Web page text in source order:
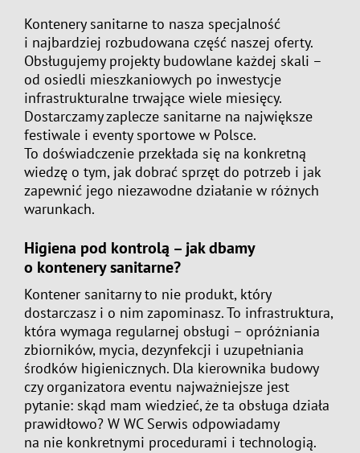
Kontenery sanitarne to nasza specjalność
i najbardziej rozbudowana część naszej oferty.
Obsługujemy projekty budowlane każdej skali –
od osiedli mieszkaniowych po inwestycje
infrastrukturalne trwające wiele miesięcy.
Dostarczamy zaplecze sanitarne na największe
festiwale i eventy sportowe w Polsce.
To doświadczenie przekłada się na konkretną
wiedzę o tym, jak dobrać sprzęt do potrzeb i jak
zapewnić jego niezawodne działanie w różnych
warunkach.
Higiena pod kontrolą – jak dbamy
o kontenery sanitarne?
Kontener sanitarny to nie produkt, który
dostarczasz i o nim zapominasz. To infrastruktura,
która wymaga regularnej obsługi – opróżniania
zbiorników, mycia, dezynfekcji i uzupełniania
środków higienicznych. Dla kierownika budowy
czy organizatora eventu najważniejsze jest
pytanie: skąd mam wiedzieć, że ta obsługa działa
prawidłowo? W WC Serwis odpowiadamy
na nie konkretnymi procedurami i technologią.